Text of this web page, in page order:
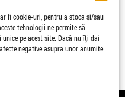
fi cookie-uri, pentru a stoca și/sau
tehnologii ne permite să
pe acest site. Dacă nu îți dai
negative asupra unor anumite